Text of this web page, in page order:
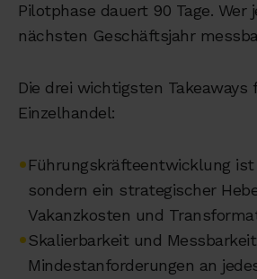
Pilotphase dauert 90 Tage.
nächsten Geschäftsjahr
Die drei wichtigsten
Einzelhandel:
•Führungskräfteentwicklung
sondern ein strategischer
Vakanzkosten und
•Skalierbarkeit und
Mindestanforderungen an